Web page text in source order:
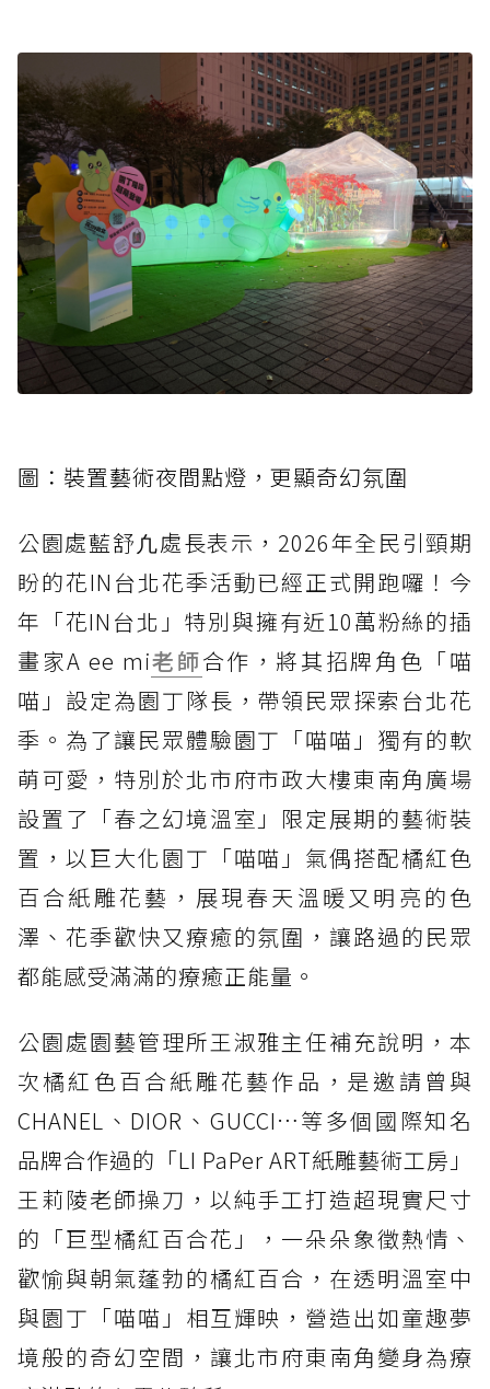
圖：裝置藝術夜間點燈，更顯奇幻氛圍
公園處藍舒凢處長表示，2026年全民引頸期
盼的花IN台北花季活動已經正式開跑囉！今
年「花IN台北」特別與擁有近10萬粉絲的插
畫家A ee mi老師合作，將其招牌角色「喵
喵」設定為園丁隊長，帶領民眾探索台北花
季。為了讓民眾體驗園丁「喵喵」獨有的軟
萌可愛，特別於北市府市政大樓東南角廣場
設置了「春之幻境溫室」限定展期的藝術裝
置，以巨大化園丁「喵喵」氣偶搭配橘紅色
百合紙雕花藝，展現春天溫暖又明亮的色
澤、花季歡快又療癒的氛圍，讓路過的民眾
都能感受滿滿的療癒正能量。
公園處園藝管理所王淑雅主任補充說明，本
次橘紅色百合紙雕花藝作品，是邀請曾與
CHANEL、DIOR、GUCCI…等多個國際知名
品牌合作過的「LI PaPer ART紙雕藝術工房」
王莉陵老師操刀，以純手工打造超現實尺寸
的「巨型橘紅百合花」，一朵朵象徵熱情、
歡愉與朝氣蓬勃的橘紅百合，在透明溫室中
與園丁「喵喵」相互輝映，營造出如童趣夢
境般的奇幻空間，讓北市府東南角變身為療